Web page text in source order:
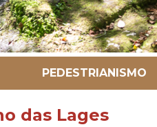
PEDESTRIANISMO
das Lages